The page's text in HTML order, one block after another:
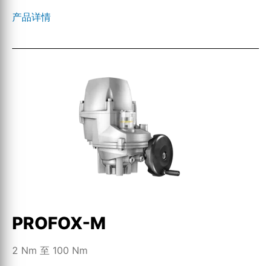
产品详情
PROFOX-M
2 Nm 至 100 Nm